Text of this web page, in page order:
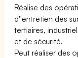
Réalise des
d''entretien des
tertiaires,
et de sécurité.
Peut réaliser des